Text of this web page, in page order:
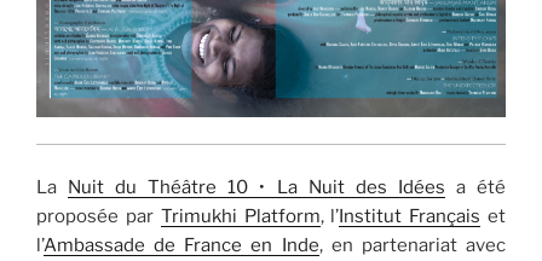
La Nuit du Théâtre 10 • La Nuit des Idées a été
proposée par Trimukhi Platform, l’Institut Français et
l’Ambassade de France en Inde, en partenariat avec